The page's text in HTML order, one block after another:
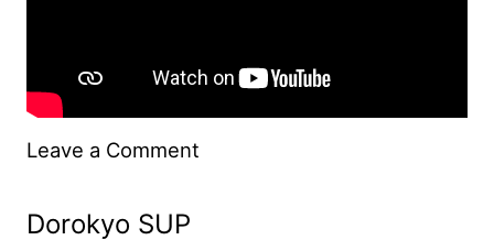
Leave a Comment
Dorokyo SUP